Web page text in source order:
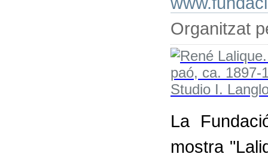
Organitzat
La
mostra